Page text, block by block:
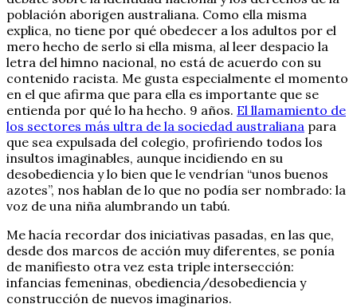
población aborigen australiana. Como ella misma
explica, no tiene por qué obedecer a los adultos por el
mero hecho de serlo si ella misma, al leer despacio la
letra del himno nacional, no está de acuerdo con su
contenido racista. Me gusta especialmente el momento
en el que afirma que para ella es importante que se
entienda por qué lo ha hecho. 9 años. El llamamiento de
los sectores más ultra de la sociedad australiana para
que sea expulsada del colegio, profiriendo todos los
insultos imaginables, aunque incidiendo en su
desobediencia y lo bien que le vendrían “unos buenos
azotes”, nos hablan de lo que no podía ser nombrado: la
voz de una niña alumbrando un tabú.
Me hacía recordar dos iniciativas pasadas, en las que,
desde dos marcos de acción muy diferentes, se ponía
de manifiesto otra vez esta triple intersección:
infancias femeninas, obediencia/desobediencia y
construcción de nuevos imaginarios.